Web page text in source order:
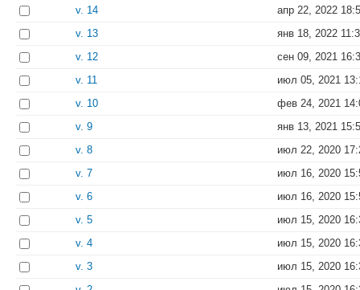
v. 14
апр 22, 2022
v. 13
янв 18, 2022
v. 12
сен 09, 2021
v. 11
июл 05, 2021
v. 10
фев 24, 2021
v. 9
янв 13, 2021
v. 8
июл 22, 2020
v. 7
июл 16, 2020
v. 6
июл 16, 2020
v. 5
июл 15, 2020
v. 4
июл 15, 2020
v. 3
июл 15, 2020